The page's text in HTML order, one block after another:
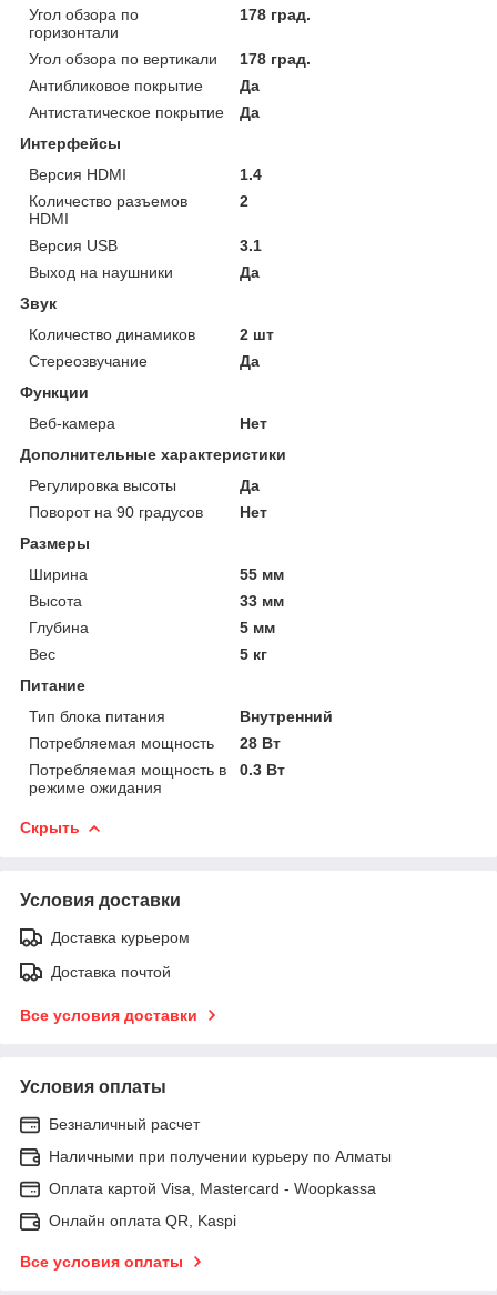
Угол обзора по
горизонтали
178 град.
Угол обзора по вертикали
178 град.
Антибликовое покрытие
Да
Антистатическое покрытие
Да
Интерфейсы
Версия HDMI
1.4
Количество разъемов
HDMI
2
Версия USB
3.1
Выход на наушники
Да
Звук
Количество динамиков
2 шт
Стереозвучание
Да
Функции
Веб-камера
Нет
Дополнительные характеристики
Регулировка высоты
Да
Поворот на 90 градусов
Нет
Размеры
Ширина
55 мм
Высота
33 мм
Глубина
5 мм
Вес
5 кг
Питание
Тип блока питания
Внутренний
Потребляемая мощность
28 Вт
Потребляемая мощность в
режиме ожидания
0.3 Вт
Скрыть
Условия доставки
Доставка курьером
Доставка почтой
Все условия доставки
Условия оплаты
Безналичный расчет
Наличными при получении курьеру по Алматы
Оплата картой Visa, Mastercard - Woopkassa
Онлайн оплата QR, Kaspi
Все условия оплаты